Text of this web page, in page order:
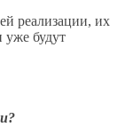
реализации, их
уже будут